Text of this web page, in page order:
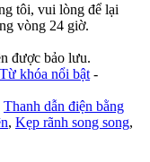
tôi, vui lòng để lại
vòng 24 giờ.
được bảo lưu.
Từ khóa nổi bật -
Thanh dẫn điện bằng
, Kẹp rãnh song song,